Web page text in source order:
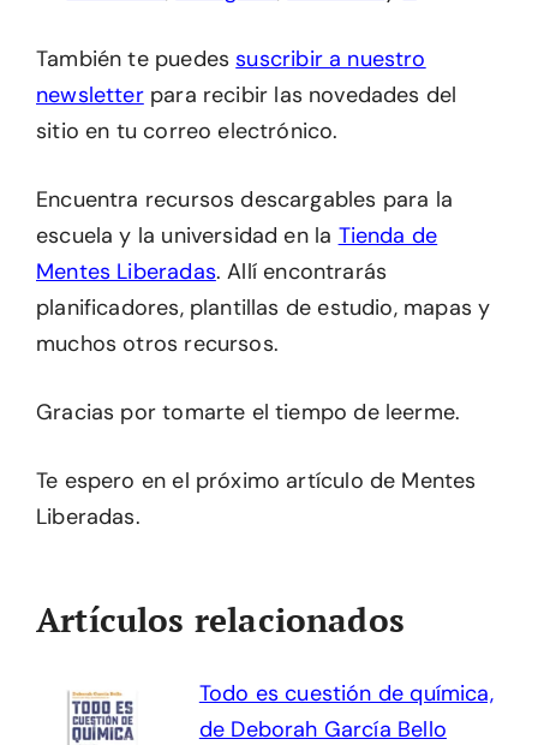
También te puedessuscribir a nuestro
newsletterpara recibir las novedades del
sitio en tu correo electrónico.
Encuentra recursos descargables para la
escuela y la universidad en la Tienda de
Mentes Liberadas. Allí encontrarás
planificadores, plantillas de estudio, mapas y
muchos otros recursos.
Gracias por tomarte el tiempo de leerme.
Te espero en el próximo artículo de Mentes
Liberadas.
Artículos relacionados
Todo es cuestión de química,
de Deborah García Bello